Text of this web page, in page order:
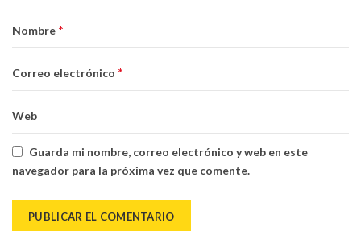
Nombre *
Correo electrónico *
Web
Guarda mi nombre, correo electrónico y web en este
navegador para la próxima vez que comente.